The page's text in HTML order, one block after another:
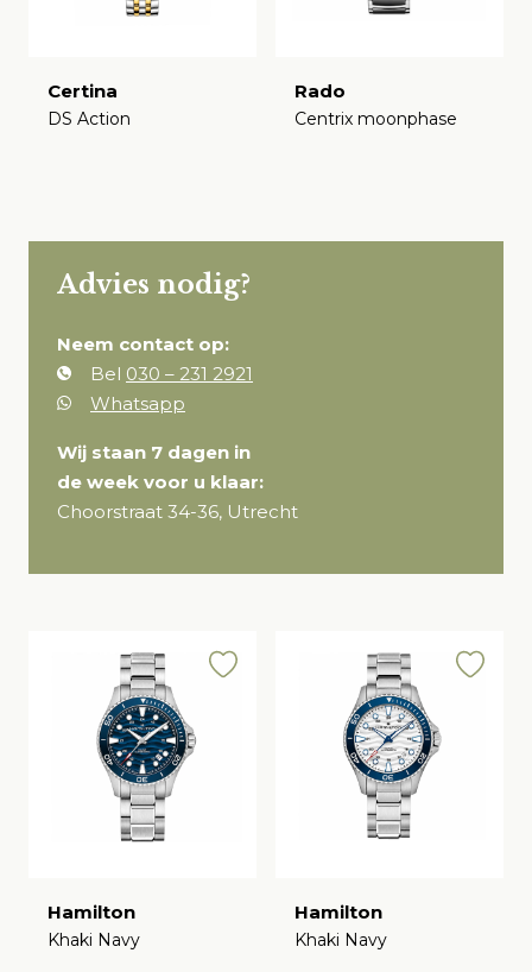
Certina
DS Action
Rado
Centrix moonphase
Advies nodig?
Neem contact op:
Bel 030 – 231 2921
Whatsapp
Wij staan 7 dagen in
de week voor u klaar:
Choorstraat 34-36, Utrecht
Hamilton
Khaki Navy
Hamilton
Khaki Navy